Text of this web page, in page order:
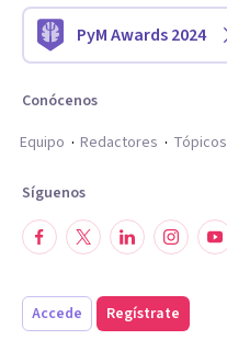
PyM Awards 2024
Conócenos
Equipo
Redactores Tópicos
Síguenos
Accede Regístrate